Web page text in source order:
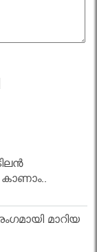
മാറിയ